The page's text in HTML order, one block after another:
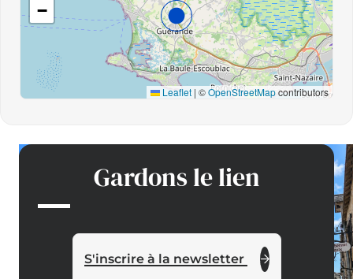
−
Leaflet | ©OpenStreetMapcontributors
Gardons le lien
S'inscrire à la newsletter